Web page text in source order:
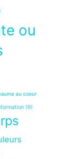
ou
au coeur
(9)